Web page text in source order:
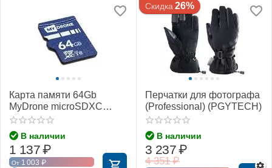
Карта памяти 64Gb
MyDrone microSDXC
Class 10 UHS-I U3
(MIXZA)
В наличии
1 137₽
От 1 003 ₽
Скидка 26%
Перчатки для фотографа
(Professional) (PGYTECH)
В наличии
4 351 ₽
3 237₽